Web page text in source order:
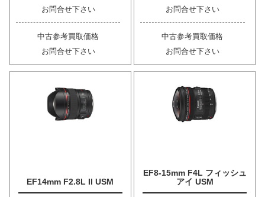
お問合せ下さい
中古参考買取価格
お問合せ下さい
お問合せ下さい
中古参考買取価格
お問合せ下さい
EF14mm F2.8L II USM
EF8-15mm F4L フィッシュ
アイ USM